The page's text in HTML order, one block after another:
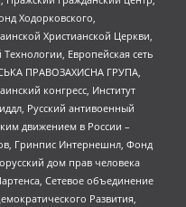
Ходорковского,
Христианской Церкви,
Европейская сеть
ПРАВОЗАХИСНА ГРУПА,
конгресс, Институт
Русский антивоенный
движением в России –
Гринпис Интернешнл, Фонд
дом прав человека
Сетевое объединение
Развития,